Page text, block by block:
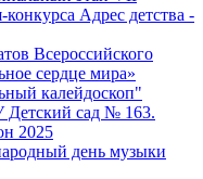
конкурса Адрес детства -
Всероссийского
сердце мира»
калейдоскоп"
Детский сад № 163.
2025
день музыки